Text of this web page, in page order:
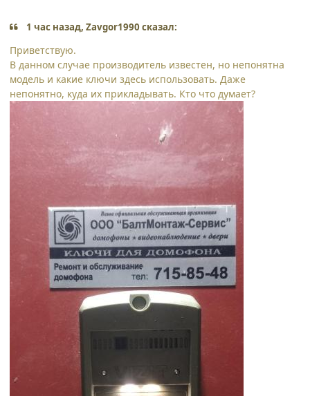
1 час назад, Zavgor1990 сказал:
Приветствую.
В данном случае производитель известен, но непонятна
модель и какие ключи здесь использовать. Даже
непонятно, куда их прикладывать. Кто что думает?